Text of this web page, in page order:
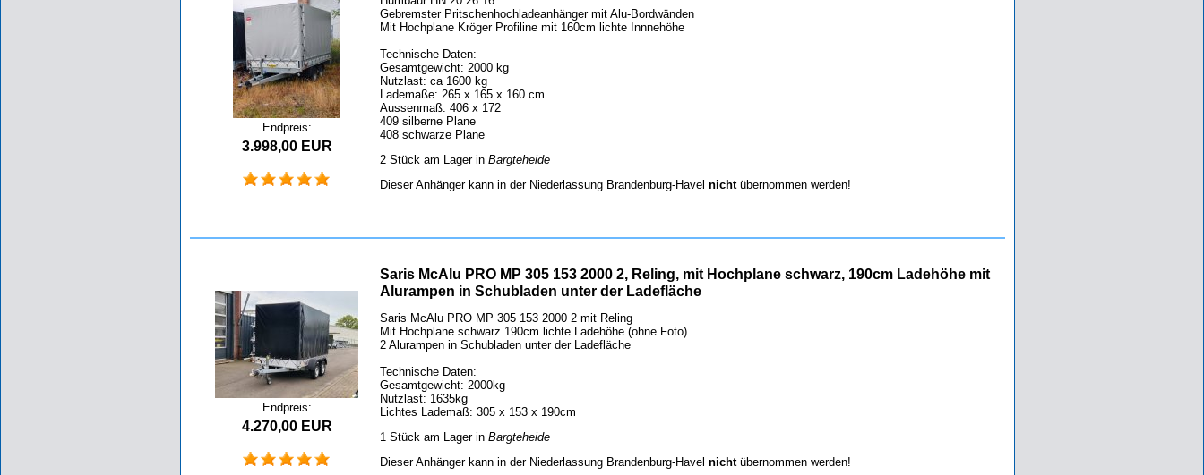
Endpreis:
3.998,00 EUR
Gebremster Pritschenhochladeanhänger mit Alu-Bordwänden
Mit Hochplane Kröger Profiline mit 160cm lichte Innnehöhe
Technische Daten:
Gesamtgewicht: 2000 kg
Nutzlast: ca 1600 kg
Lademaße: 265 x 165 x 160 cm
Aussenmaß: 406 x 172
409 silberne Plane
408 schwarze Plane
2 Stück am Lager in Bargteheide
Dieser Anhänger kann in der Niederlassung Brandenburg-Havel nichtübernommen werden!
Endpreis:
4.270,00 EUR
Saris McAlu PRO MP 305 153 2000 2, Reling, mit Hochplane schwarz, 190cm Ladehöhe mit
Alurampen in Schubladen unter der Ladefläche
Saris McAlu PRO MP 305 153 2000 2 mit Reling
Mit Hochplane schwarz 190cm lichte Ladehöhe (ohne Foto)
2 Alurampen in Schubladen unter der Ladefläche
Technische Daten:
Gesamtgewicht: 2000kg
Nutzlast: 1635kg
Lichtes Lademaß: 305 x 153 x 190cm
1 Stück am Lager in Bargteheide
Dieser Anhänger kann in der Niederlassung Brandenburg-Havel nichtübernommen werden!